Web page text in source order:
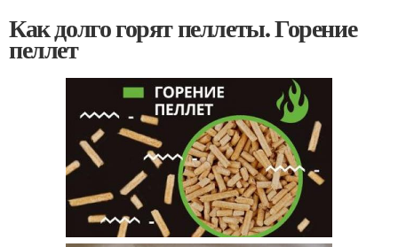
Как долго горят пеллеты. Горение
пеллет